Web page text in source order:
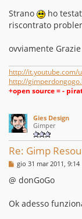
o
Strano
ho
riscontrato
ovviamente
http://it.youtube.com/
http://
+open source = -
Gies Design
Gimper
Re: Gimp
M
e
s
g
g
gio 31 mar 2011, 9:14
@ donGoGo
Ok adesso